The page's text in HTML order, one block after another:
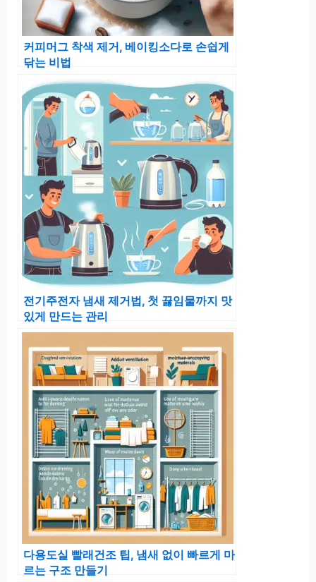
커피머그 착색 제거, 베이킹소다로 손쉽게
닦는 비법
전기주전자 냄새 제거법, 첫 끓임물까지 맛
있게 만드는 관리
다용도실 빨래건조 팁, 냄새 없이 빠르게 마
르는 구조 만들기